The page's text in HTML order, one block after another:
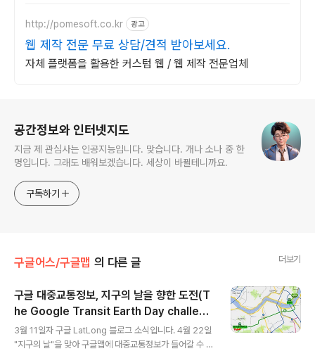
http://pomesoft.co.kr 광고
웹 제작 전문 무료 상담/견적 받아보세요.
자체 플랫폼을 활용한 커스텀 웹 / 웹 제작 전문업체
공간정보와 인터넷지도
지금 제 관심사는 인공지능입니다. 맞습니다. 개나 소나 중 한
명입니다. 그래도 배워보겠습니다. 세상이 바뀔테니까요.
구독하기
구글어스/구글맵 의 다른 글 더보기
구글 대중교통정보, 지구의 날을 향한 도전(T
he Google Transit Earth Day challeng
e)
3월 11일자 구글 LatLong 블로그 소식입니다. 4월 22일
"지구의 날"을 맞아 구글맵에 대중교통정보가 들어갈 수 있